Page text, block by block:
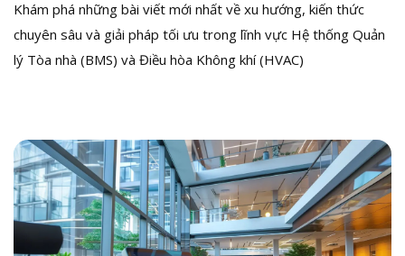
Khám phá những bài viết mới nhất về xu hướng, kiến thức
chuyên sâu và giải pháp tối ưu trong lĩnh vực Hệ thống Quản
lý Tòa nhà (BMS) và Điều hòa Không khí (HVAC)